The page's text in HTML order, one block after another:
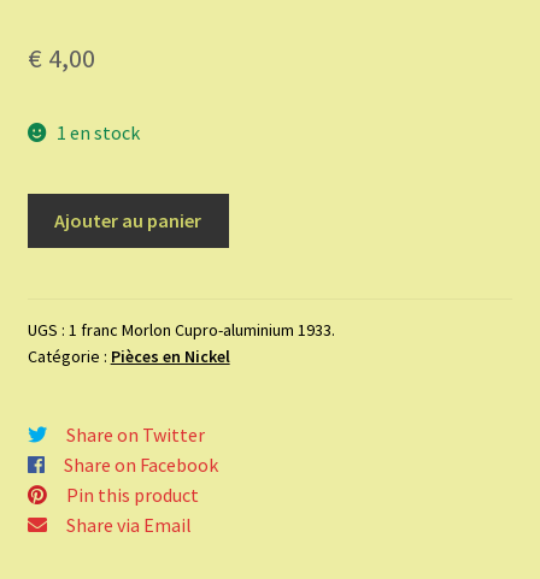
€ 4,00
1 en stock
Morlon
Cupro-
Ajouter au panier
UGS : 1 franc Morlon Cupro-aluminium 1933.
Catégorie : Pièces en Nickel
Share on Twitter
Share on Facebook
Pin this product
Share via Email